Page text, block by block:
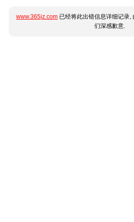
www.365jz.com 已经将此出错信息详细记录,
们深感歉意.